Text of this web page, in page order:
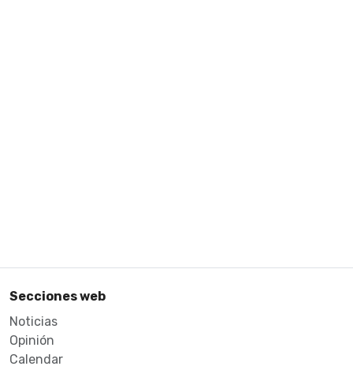
Secciones web
Noticias
Opinión
Calendar